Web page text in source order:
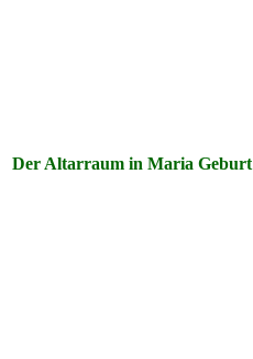
Der Altarraum in Maria Geburt